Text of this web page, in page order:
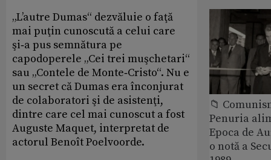
„L’autre Dumas“ dezvăluie o faţă
mai puţin cunoscută a celui care
şi‑a pus semnătura pe
capodoperele „Cei trei muşchetari“
sau „Contele de Monte‑Cristo“. Nu e
un secret că Dumas era înconjurat
de colaboratori şi de asistenţi,
dintre care cel mai cunoscut a fost
Auguste Maquet, interpretat de
actorul Benoît Poelvoorde.
📁
Penuria
Epoca de
o notă a